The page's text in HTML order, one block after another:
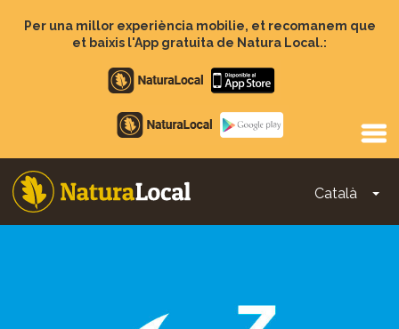
Per una millor experiència mobilie, et recomanem que
et baixis l'App gratuita de Natura Local.:
Apple
store
Google
Play
Català
Main